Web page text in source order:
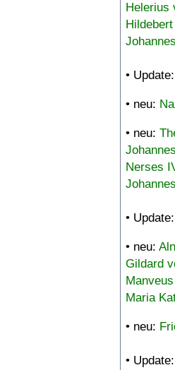
Helerius
• Update:
• neu:
• neu:
Nerses
• Update:
• neu:
Gildard
Maria
• neu:
• Update: